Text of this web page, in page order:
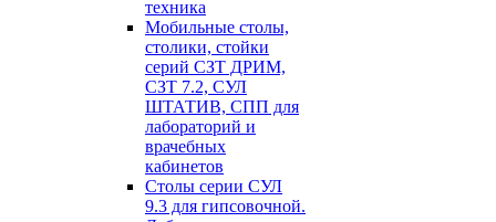
техника
Мобильные столы,
столики, стойки
серий СЗТ ДРИМ,
СЗТ 7.2, СУЛ
ШТАТИВ, СПП для
лабораторий и
врачебных
кабинетов
Столы серии СУЛ
9.3 для гипсовочной.